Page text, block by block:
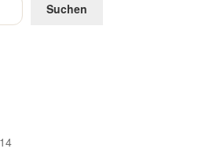
Suchen
214